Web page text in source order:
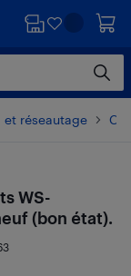
et réseautage
WS-
(bon état).